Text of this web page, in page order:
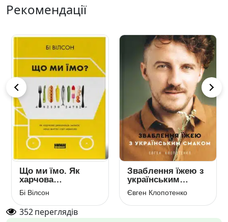
Рекомендації
Що ми їмо. Як
харчова
революція змінює
наші життя і світ
навколо
Бі Вілсон
Зваблення їжею з
українським
смаком
Євген Клопотенко
352переглядів